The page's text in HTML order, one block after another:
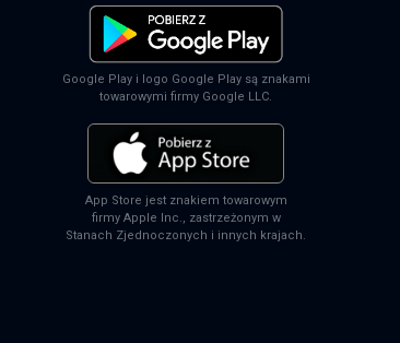
Google Play i logo Google Play są znakami
towarowymi firmy Google LLC.
App Store jest znakiem towarowym
firmy Apple Inc., zastrzeżonym w
Stanach Zjednoczonych i innych krajach.